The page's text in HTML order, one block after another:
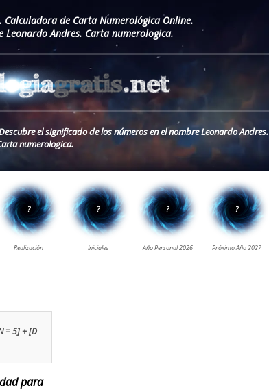
de Carta Numerológica Online.
Andres. Carta numerologica.
el significado de los números en el nombre Leonardo Andres.
numerologica.
= 5] + [D
para